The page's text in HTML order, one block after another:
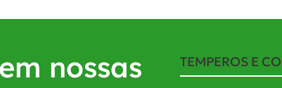
nossas
TEMPEROS E